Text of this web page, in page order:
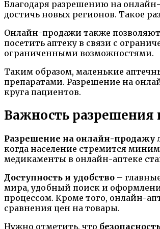
Благодаря разрешению на
достичь новых регионов. Такое
Онлайн-продажи также
посетить аптеку в связи с
ограниченными возможностями.
Таким образом, маленькие
препаратами. Разрешение на
круга пациентов.
Важность разрешения
Разрешение на онлайн-продажу
когда население стремится
медикаменты в онлайн-аптеке
Доступность и удобство –
мира, удобный поиск и
процессом. Кроме того, онлайн-
сравнения цен на товары.
Нужно отметить, что